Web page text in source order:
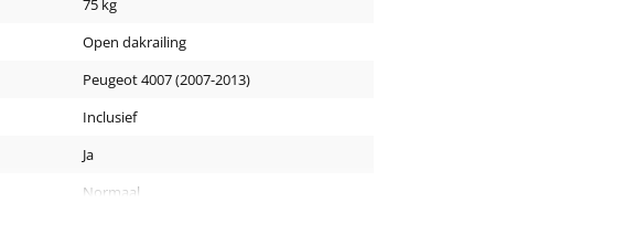
75 kg
Open dakrailing
Peugeot 4007 (2007-2013)
Inclusief
Ja
Normaal